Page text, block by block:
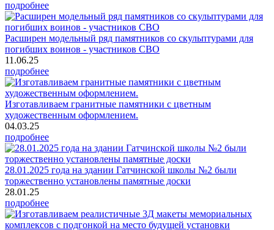
подробнее
Расширен модельный ряд памятников со скульптурами для
погибших воинов - участников СВО
11.06.25
подробнее
Изготавливаем гранитные памятники с цветным
художественным оформлением.
04.03.25
подробнее
28.01.2025 года на здании Гатчинской школы №2 были
торжественно установлены памятные доски
28.01.25
подробнее